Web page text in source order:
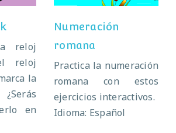
reloj
reloj
la
en
Numeración
romana
Practica la numeración
romana con estos
ejercicios interactivos.
Idioma: Español